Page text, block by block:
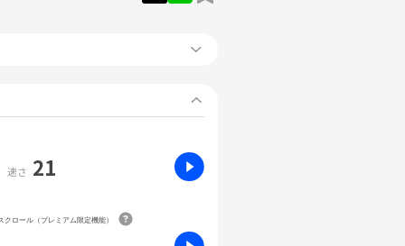
速さ 21
クロール（プレミアム限定機能）